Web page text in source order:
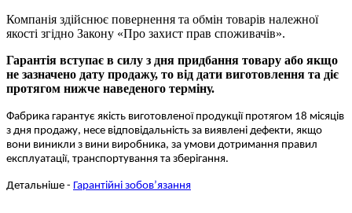
Компанія здійснює повернення та обмін товарів належної
якості згідно Закону «Про захист прав споживачів».
Гарантія вступає в силу з дня придбання товару або якщо
не зазначено дату продажу, то від дати виготовлення та діє
протягом нижче наведеного терміну.
Фабрика гарантує якість виготовленої продукції протягом 18 місяців
з дня продажу, несе відповідальність за виявлені дефекти, якщо
вони виникли з вини виробника, за умови дотримання правил
експлуатації, транспортування та зберігання.
Детальніше - Гарантійні зобов’язання